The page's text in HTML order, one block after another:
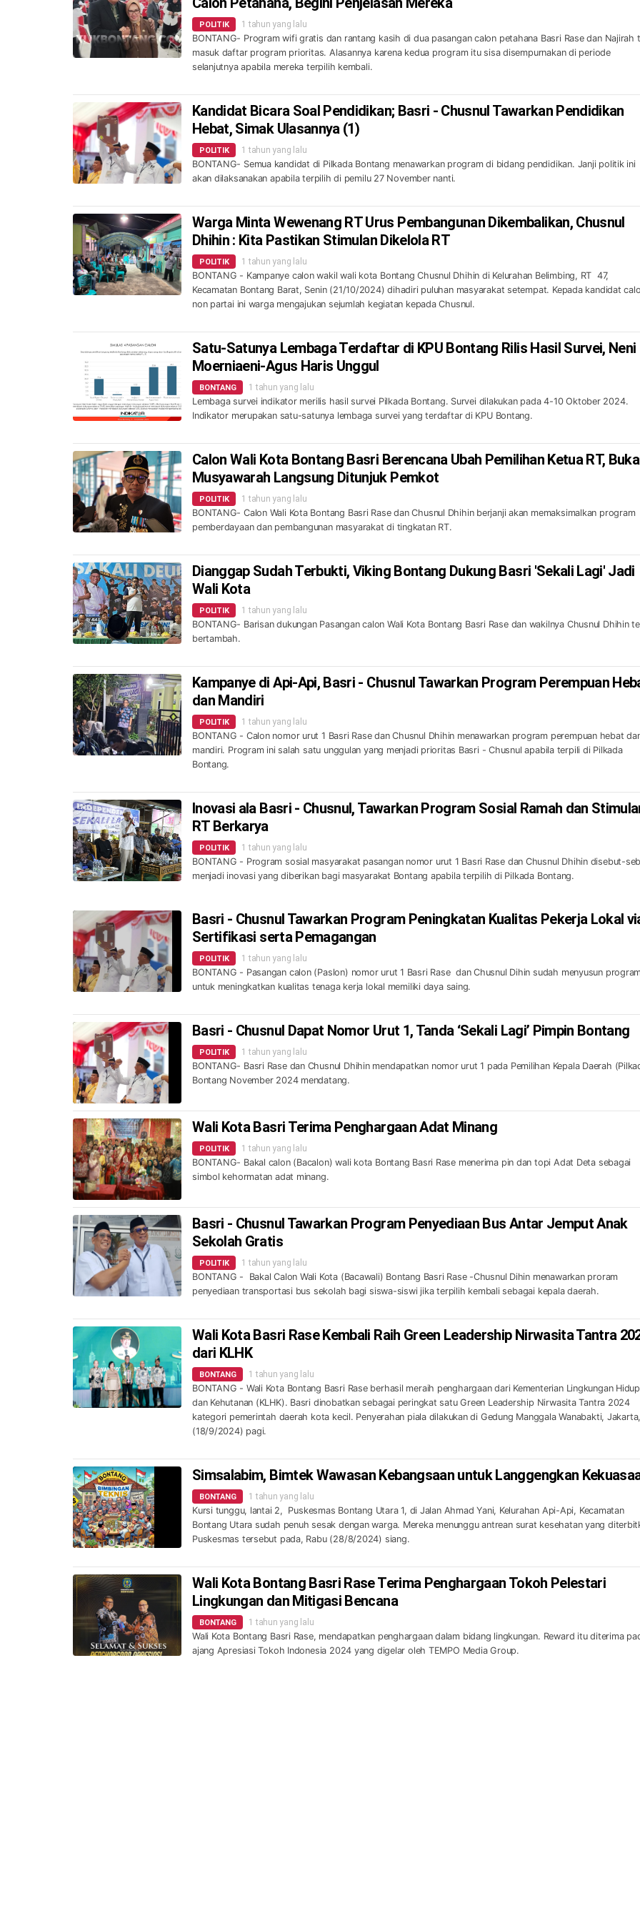
POLITIK 1 tahun yang lalu
BONTANG- Program wifi gratis dan rantang kasih di dua pasangan calon petahana Basri Rase dan Najirah
masuk daftar program prioritas. Alasannya karena kedua program itu sisa disempurnakan di periode
selanjutnya apabila mereka terpilih kembali.
Kandidat Bicara Soal Pendidikan; Basri - Chusnul Tawarkan Pendidikan
Hebat, Simak Ulasannya (1)
POLITIK 1 tahun yang lalu
BONTANG- Semua kandidat di Pilkada Bontang menawarkan program di bidang pendidikan. Janji politik ini
akan dilaksanakan apabila terpilih di pemilu 27 November nanti.
Warga Minta Wewenang RT Urus Pembangunan Dikembalikan, Chusnul
Dhihin : Kita Pastikan Stimulan Dikelola RT
POLITIK 1 tahun yang lalu
BONTANG - Kampanye calon wakil wali kota Bontang Chusnul Dhihin di Kelurahan Belimbing, RT 47,
Kecamatan Bontang Barat, Senin (21/10/2024) dihadiri puluhan masyarakat setempat. Kepada kandidat
non partai ini warga mengajukan sejumlah kegiatan kepada Chusnul.
Satu-Satunya Lembaga Terdaftar di KPU Bontang Rilis Hasil Survei, Neni
Moerniaeni-Agus Haris Unggul
BONTANG 1 tahun yang lalu
Lembaga survei indikator merilis hasil survei Pilkada Bontang. Survei dilakukan pada 4-10 Oktober 2024.
Indikator merupakan satu-satunya lembaga survei yang terdaftar di KPU Bontang.
Calon Wali Kota Bontang Basri Berencana Ubah Pemilihan Ketua RT,
Musyawarah Langsung Ditunjuk Pemkot
POLITIK 1 tahun yang lalu
BONTANG- Calon Wali Kota Bontang Basri Rase dan Chusnul Dhihin berjanji akan memaksimalkan program
pemberdayaan dan pembangunan masyarakat di tingkatan RT.
Dianggap Sudah Terbukti, Viking Bontang Dukung Basri 'Sekali Lagi' Jadi
Wali Kota
POLITIK 1 tahun yang lalu
BONTANG- Barisan dukungan Pasangan calon Wali Kota Bontang Basri Rase dan wakilnya Chusnul Dhihin
bertambah.
Kampanye di Api-Api, Basri - Chusnul Tawarkan Program Perempuan
dan Mandiri
POLITIK 1 tahun yang lalu
BONTANG - Calon nomor urut 1 Basri Rase dan Chusnul Dhihin menawarkan program perempuan hebat
mandiri. Program ini salah satu unggulan yang menjadi prioritas Basri - Chusnul apabila terpili di Pilkada
Bontang.
Inovasi ala Basri - Chusnul, Tawarkan Program Sosial Ramah dan
RT Berkarya
POLITIK 1 tahun yang lalu
BONTANG - Program sosial masyarakat pasangan nomor urut 1 Basri Rase dan Chusnul Dhihin disebut-
menjadi inovasi yang diberikan bagi masyarakat Bontang apabila terpilih di Pilkada Bontang.
Basri - Chusnul Tawarkan Program Peningkatan Kualitas Pekerja Lokal
Sertifikasi serta Pemagangan
POLITIK 1 tahun yang lalu
BONTANG - Pasangan calon (Paslon) nomor urut 1 Basri Rase dan Chusnul Dihin sudah menyusun
untuk meningkatkan kualitas tenaga kerja lokal memiliki daya saing.
Basri - Chusnul Dapat Nomor Urut 1, Tanda ‘Sekali Lagi’ Pimpin Bontang
POLITIK 1 tahun yang lalu
BONTANG- Basri Rase dan Chusnul Dhihin mendapatkan nomor urut 1 pada Pemilihan Kepala Daerah
Bontang November 2024 mendatang.
Wali Kota Basri Terima Penghargaan Adat Minang
POLITIK 1 tahun yang lalu
BONTANG- Bakal calon (Bacalon) wali kota Bontang Basri Rase menerima pin dan topi Adat Deta sebagai
simbol kehormatan adat minang.
Basri - Chusnul Tawarkan Program Penyediaan Bus Antar Jemput Anak
Sekolah Gratis
POLITIK 1 tahun yang lalu
BONTANG - Bakal Calon Wali Kota (Bacawali) Bontang Basri Rase -Chusnul Dihin menawarkan proram
penyediaan transportasi bus sekolah bagi siswa-siswi jika terpilih kembali sebagai kepala daerah.
Wali Kota Basri Rase Kembali Raih Green Leadership Nirwasita Tantra
dari KLHK
BONTANG 1 tahun yang lalu
BONTANG - Wali Kota Bontang Basri Rase berhasil meraih penghargaan dari Kementerian Lingkungan Hidup
dan Kehutanan (KLHK). Basri dinobatkan sebagai peringkat satu Green Leadership Nirwasita Tantra 2024
kategori pemerintah daerah kota kecil. Penyerahan piala dilakukan di Gedung Manggala Wanabakti, Jakarta,
(18/9/2024) pagi.
Simsalabim, Bimtek Wawasan Kebangsaan untuk Langgengkan
BONTANG 1 tahun yang lalu
Kursi tunggu, lantai 2, Puskesmas Bontang Utara 1, di Jalan Ahmad Yani, Kelurahan Api-Api, Kecamatan
Bontang Utara sudah penuh sesak dengan warga. Mereka menunggu antrean surat kesehatan yang
Puskesmas tersebut pada, Rabu (28/8/2024) siang.
Wali Kota Bontang Basri Rase Terima Penghargaan Tokoh Pelestari
Lingkungan dan Mitigasi Bencana
BONTANG 1 tahun yang lalu
Wali Kota Bontang Basri Rase, mendapatkan penghargaan dalam bidang lingkungan. Reward itu diterima
ajang Apresiasi Tokoh Indonesia 2024 yang digelar oleh TEMPO Media Group.